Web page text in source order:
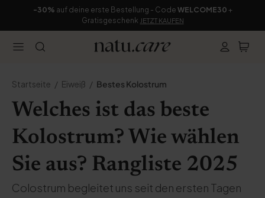
-30% auf deine erste Bestellung - Code WELCOME30 +
Gratisgeschenk JETZT KAUFEN
Startseite Eiweiß Bestes Kolostrum
Welches ist das beste
Kolostrum? Wie wählen
Sie aus? Rangliste 2025
Colostrum begleitet uns seit den ersten Tagen